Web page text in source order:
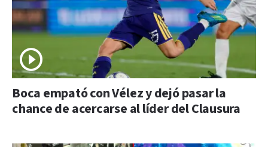
Boca empató con Vélez y dejó pasar la
chance de acercarse al líder del Clausura